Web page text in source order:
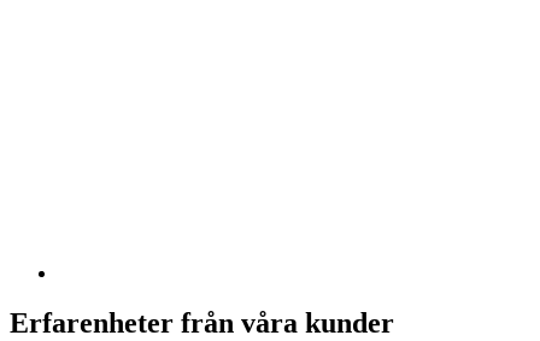
Erfarenheter från våra kunder